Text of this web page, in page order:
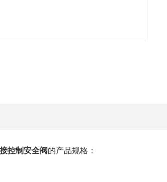
控制安全阀的产品规格：